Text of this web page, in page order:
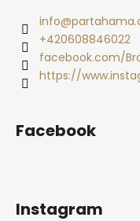
info@
+420608846022
facebook.com/
https://
Facebook
Instagram